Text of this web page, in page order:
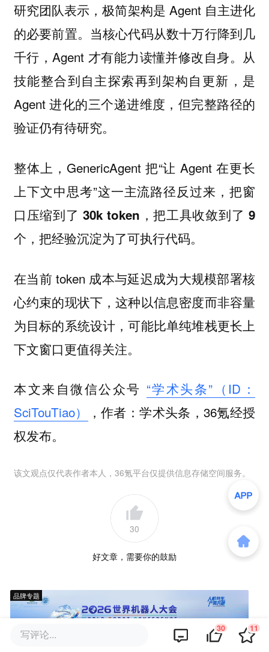
研究团队表示，极简架构是 Agent 自主进化
的必要前置。当核心代码从数十万行降到几
千行，Agent 才有能力读懂并修改自身。 从
技能整合到自主探索再到架构自更新 ，是
Agent 进化的三个递进维度，但完整路径的
验证仍有待研究。
整体上，GenericAgent 把“让 Agent 在更长
上下文中思考”这一主流路径反过来，把窗
口压缩到了 30k token，把工具收敛到了 9
个，把经验沉淀为了可执行代码。
在当前 token 成本与延迟成为大规模部署核
心约束的现状下，这种以信息密度而非容量
为目标的系统设计，可能比单纯堆栈更长上
下文窗口更值得关注。
本文来自微信公众号 “学术头条”（ID：
SciTouTiao）
，作者：学术头条，36氪经授
权发布。
该文观点仅代表作者本人，36氪平台仅提供信息存储空间服务。
30
好文章，需要你的鼓励
品牌专题
写评论... 30 11